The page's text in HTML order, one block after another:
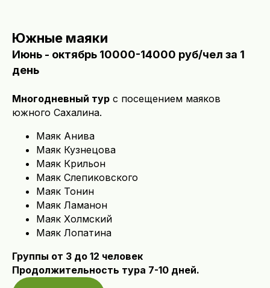
Южные маяки
Июнь - октябрь 10000-14000 руб/чел за 1
день
Многодневный тур с посещением маяков
южного Сахалина.
Маяк Анива
Маяк Кузнецова
Маяк Крильон
Маяк Слепиковского
Маяк Тонин
Маяк Ламанон
Маяк Холмский
Маяк Лопатина
Группы от 3 до 12 человек
Продолжительность тура 7-10 дней.